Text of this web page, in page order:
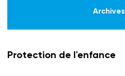
Archives
Protection de l'enfance